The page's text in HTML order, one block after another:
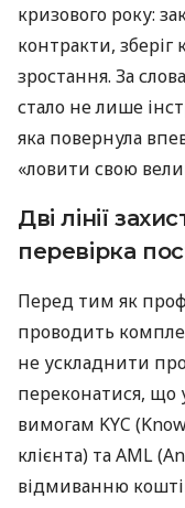
кризового року:
контракти,
зростання. За
стало не лише
яка повернула
«ловити свою
Дві лінії
перевірка
Перед тим як
проводить
не ускладнити
переконатися, що
вимогам KYC
клієнта) та AML
відмиванню